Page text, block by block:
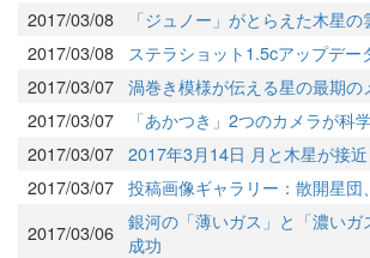
2017/03/08
「ジュノー」がとらえた木星の
2017/03/08
ステラショット1.5cアップデー
2017/03/07 渦巻き模様が伝える星の最期の
2017/03/07
「あかつき」2つのカメラが科
2017/03/07 2017年3月14日 月と木星が接近
2017/03/07 投稿画像ギャラリー：散開星団
2017/03/06 銀河の「薄いガス」と「濃いガ
成功